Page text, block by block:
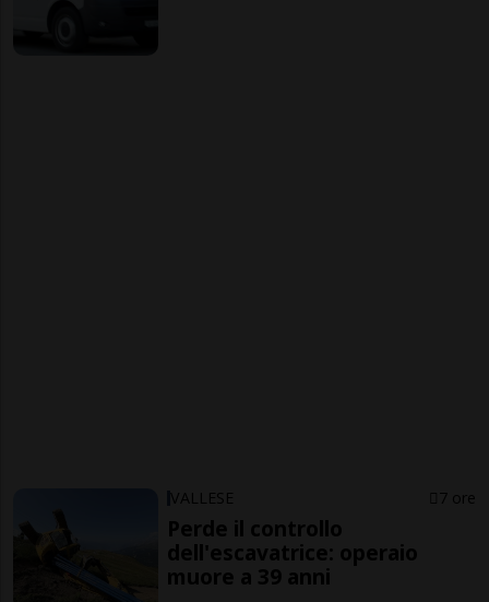
VALLESE 7 ore
Perde il controllo
dell'escavatrice: operaio
muore a 39 anni